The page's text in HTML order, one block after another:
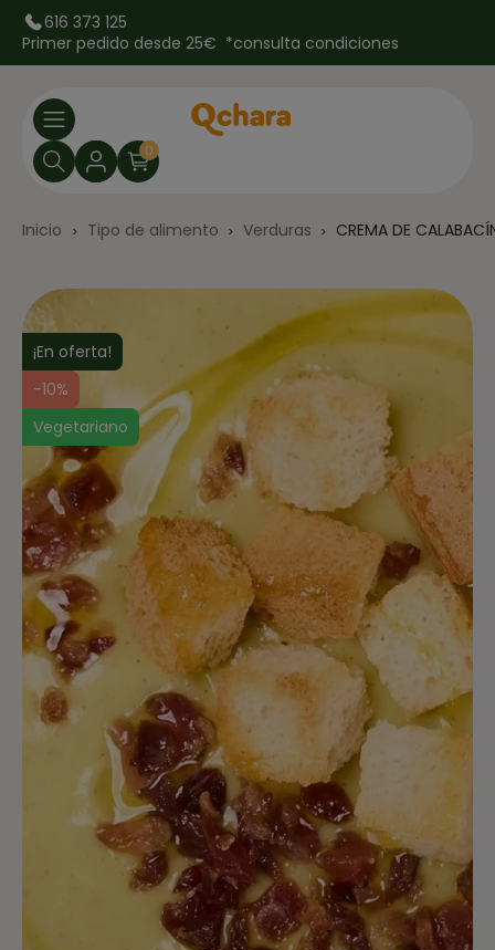
616 373 125
Primer pedido desde 25€ *consulta condiciones
0
Inicio Tipo de alimento Verduras CREMA DE
¡En oferta!
-10%
Vegetariano